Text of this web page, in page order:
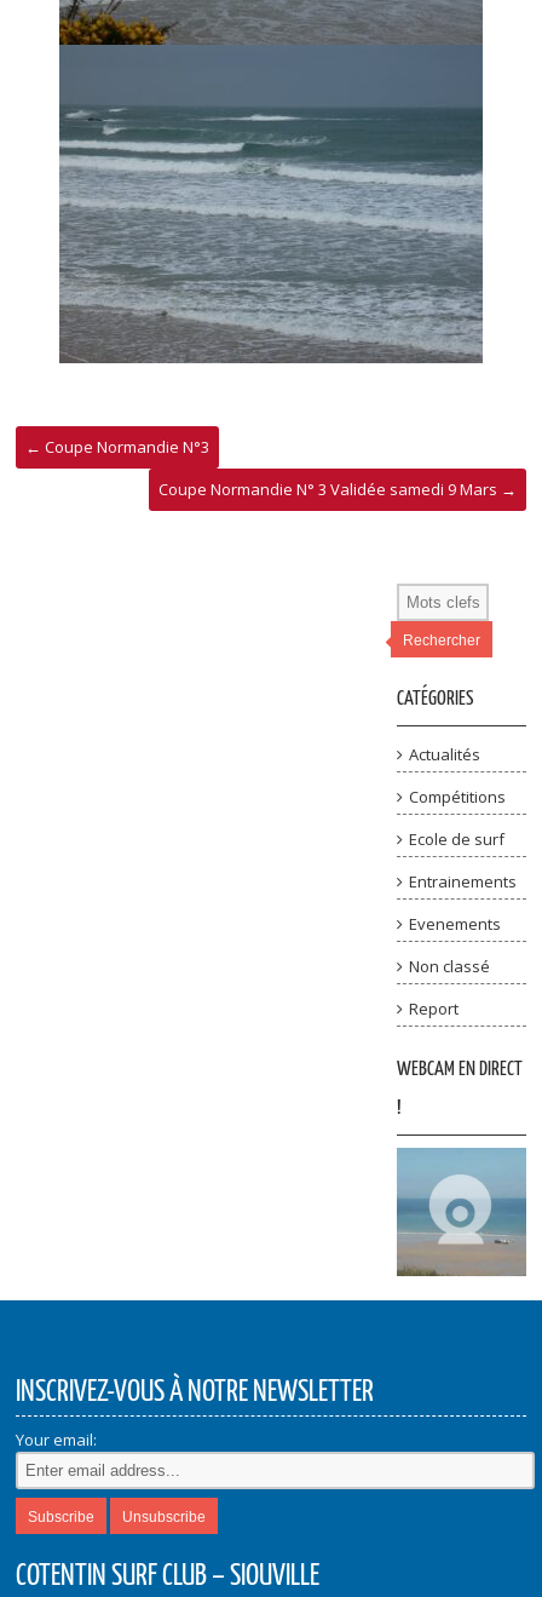
← Coupe Normandie N°3
Coupe Normandie N° 3 Validée samedi 9 Mars →
Rechercher
CATÉGORIES
Actualités
Compétitions
Ecole de surf
Entrainements
Evenements
Non classé
Report
WEBCAM EN DIRECT
!
INSCRIVEZ-VOUS À NOTRE NEWSLETTER
Your email:
COTENTIN SURF CLUB – SIOUVILLE